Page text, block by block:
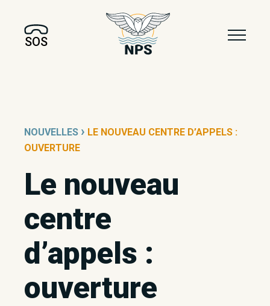
SOS
NOUVELLES › LE NOUVEAU CENTRE D’APPELS :
OUVERTURE
Le nouveau
centre
d’appels :
ouverture